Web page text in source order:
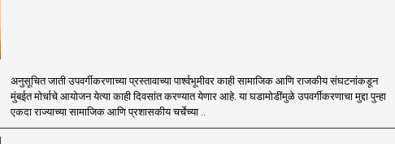
अनुसूचित जाती उपवर्गीकरणाच्या प्रस्तावाच्या पार्श्वभूमीवर काही सामाजिक आणि राजकीय संघटनांकडून
मुंबईत मोर्चाचे आयोजन येत्या काही दिवसांत करण्यात येणार आहे. या घडामोडींमुळे उपवर्गीकरणाचा मुद्दा पुन्हा
एकदा राज्याच्या सामाजिक आणि प्रशासकीय चर्चेच्या ..